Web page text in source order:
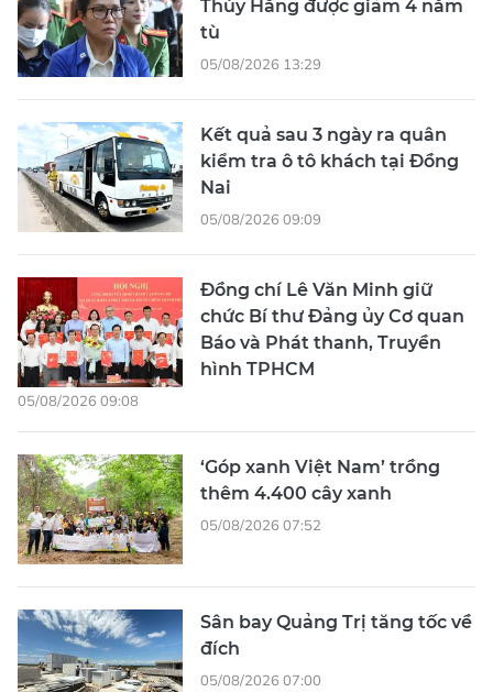
Thúy Hằng được giảm 4 năm
tù
05/08/2026 13:29
Kết quả sau 3 ngày ra quân
kiểm tra ô tô khách tại Đồng
Nai
05/08/2026 09:09
Đồng chí Lê Văn Minh giữ
chức Bí thư Đảng ủy Cơ quan
Báo và Phát thanh, Truyền
hình TPHCM
05/08/2026 09:08
‘Góp xanh Việt Nam’ trồng
thêm 4.400 cây xanh
05/08/2026 07:52
Sân bay Quảng Trị tăng tốc về
đích
05/08/2026 07:00